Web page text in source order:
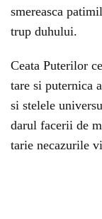
smereasca
trup duhului.
Ceata Puterilor
tare si puternica
si stelele
darul facerii de
tarie necazurile